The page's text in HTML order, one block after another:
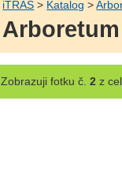
iTRAS > Katalog >
Zobrazujifotku č. 2 z